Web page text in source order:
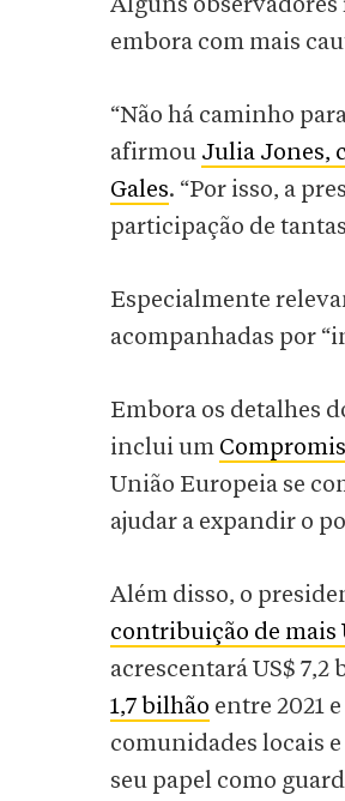
Alguns observadores
embora com mais
“Não há caminho
afirmou Julia Jones,
Gales. “Por isso, a
participação de
Especialmente
acompanhadas por
Embora os detalhes
inclui um
União Europeia se
ajudar a expandir o
Além disso, o
contribuição de mais
acrescentará US$
1,7 bilhão entre 2021
comunidades locais
seu papel como